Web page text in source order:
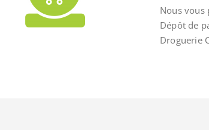
Nous vous
Dépôt de
Droguerie